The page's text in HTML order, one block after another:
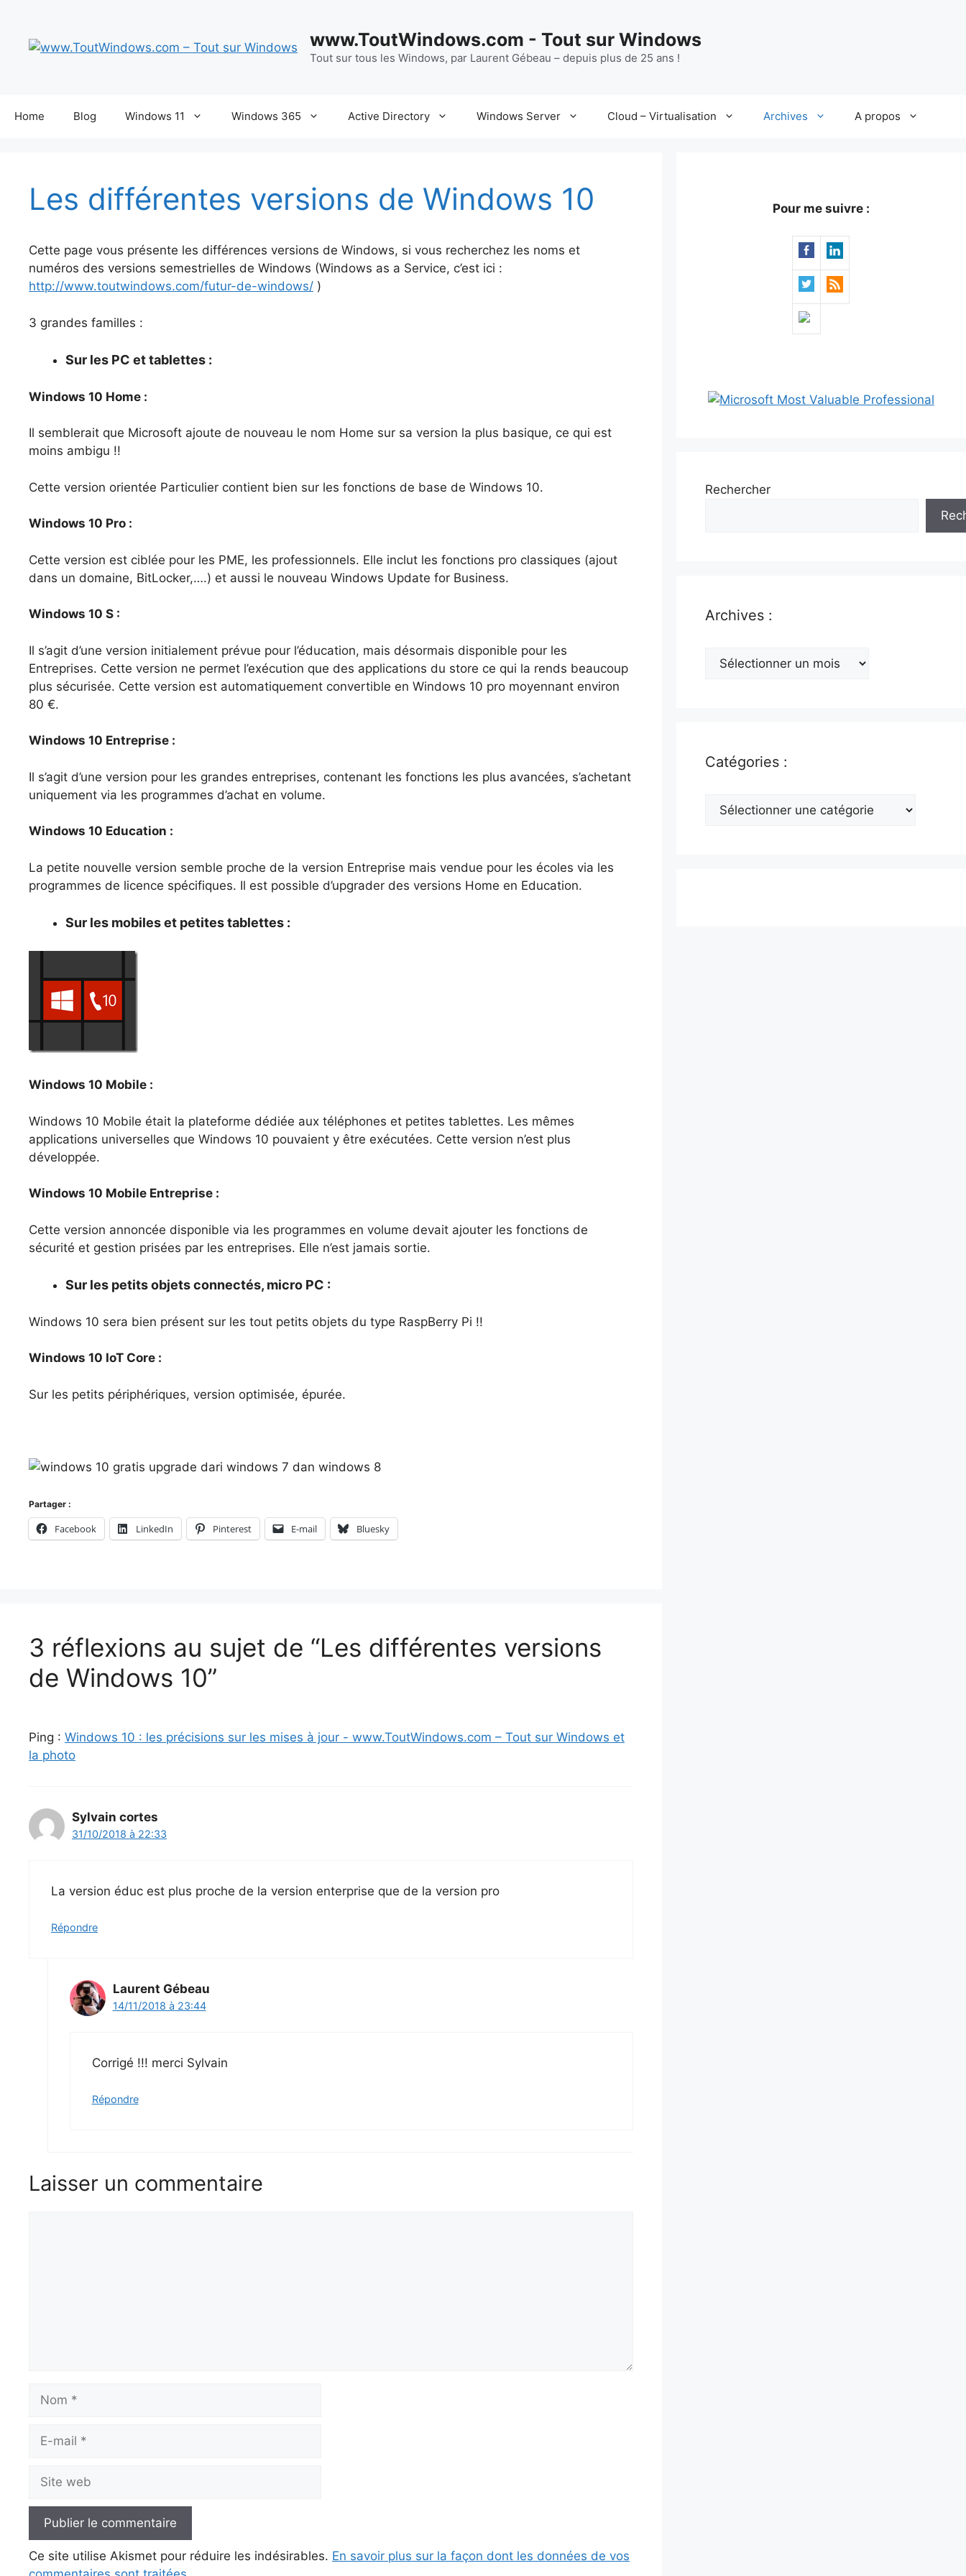
contenu
www.ToutWindows.com - Tout sur Windows
Tout sur tous les Windows, par Laurent Gébeau – depuis plus de 25 ans !
Home Blog Windows 11 Windows 365 Active Directory Windows Server Cloud – Virtualisation Archives A propos
Les différentes versions de Windows 10
Cette page vous présente les différences versions de Windows, si vous recherchez les noms et
numéros des versions semestrielles de Windows (Windows as a Service, c’est ici :
http://www.toutwindows.com/futur-de-windows/ )
3 grandes familles :
Sur les PC et tablettes :
Windows 10 Home :
Il semblerait que Microsoft ajoute de nouveau le nom Home sur sa version la plus basique, ce qui est
moins ambigu !!
Cette version orientée Particulier contient bien sur les fonctions de base de Windows 10.
Windows 10 Pro :
Cette version est ciblée pour les PME, les professionnels. Elle inclut les fonctions pro classiques (ajout
dans un domaine, BitLocker,….) et aussi le nouveau Windows Update for Business.
Windows 10 S :
Il s’agit d’une version initialement prévue pour l’éducation, mais désormais disponible pour les
Entreprises. Cette version ne permet l’exécution que des applications du store ce qui la rends beaucoup
plus sécurisée. Cette version est automatiquement convertible en Windows 10 pro moyennant environ
80 €.
Windows 10 Entreprise :
Il s’agit d’une version pour les grandes entreprises, contenant les fonctions les plus avancées, s’achetant
uniquement via les programmes d’achat en volume.
Windows 10 Education :
La petite nouvelle version semble proche de la version Entreprise mais vendue pour les écoles via les
programmes de licence spécifiques. Il est possible d’upgrader des versions Home en Education.
Sur les mobiles et petites tablettes :
Windows 10 Mobile :
Windows 10 Mobile était la plateforme dédiée aux téléphones et petites tablettes. Les mêmes
applications universelles que Windows 10 pouvaient y être exécutées. Cette version n’est plus
développée.
Windows 10 Mobile Entreprise :
Cette version annoncée disponible via les programmes en volume devait ajouter les fonctions de
sécurité et gestion prisées par les entreprises. Elle n’est jamais sortie.
Sur les petits objets connectés, micro PC :
Windows 10 sera bien présent sur les tout petits objets du type RaspBerry Pi !!
Windows 10 IoT Core :
Sur les petits périphériques, version optimisée, épurée.
Partager :
Facebook LinkedIn Pinterest E-mail Bluesky
3 réflexions au sujet de “Les différentes versions
de Windows 10”
Ping : Windows 10 : les précisions sur les mises à jour - www.ToutWindows.com – Tout sur Windows et
la photo
Sylvain cortes
31/10/2018 à 22:33
La version éduc est plus proche de la version enterprise que de la version pro
Répondre
Laurent Gébeau
14/11/2018 à 23:44
Corrigé !!! merci Sylvain
Répondre
Laisser un commentaire
mail
web
Ce site utilise Akismet pour réduire les indésirables. En savoir plus sur la façon dont les données de vos
Pour me suivre :
Rechercher
Archives :
Archives
Catégories :
Catégories